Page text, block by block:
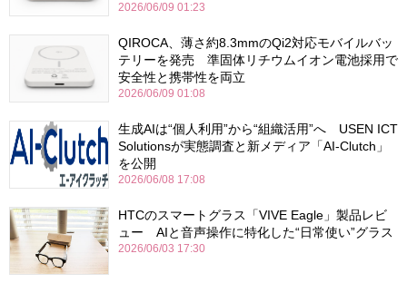
2026/06/09 01:23
QIROCA、薄さ約8.3mmのQi2対応モバイルバッ
テリーを発売 準固体リチウムイオン電池採用で
安全性と携帯性を両立
2026/06/09 01:08
生成AIは“個人利用”から“組織活用”へ USEN ICT
Solutionsが実態調査と新メディア「AI-Clutch」
を公開
2026/06/08 17:08
HTCのスマートグラス「VIVE Eagle」製品レビ
ュー AIと音声操作に特化した“日常使い”グラス
2026/06/03 17:30